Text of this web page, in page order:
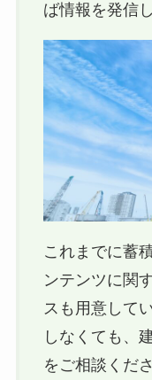
ば情報を発信
これまでに蓄
ンテンツに関
スも用意して
しなくても、
をご相談くださ